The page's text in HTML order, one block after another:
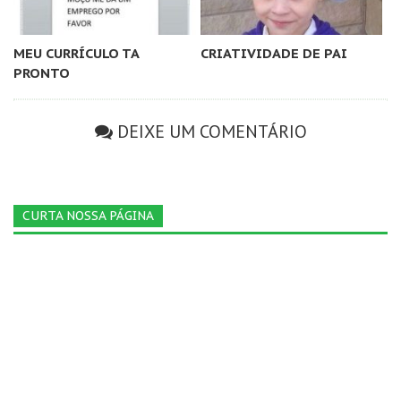
MEU CURRÍCULO TA
PRONTO
CRIATIVIDADE DE PAI
DEIXE UM COMENTÁRIO
CURTA NOSSA PÁGINA